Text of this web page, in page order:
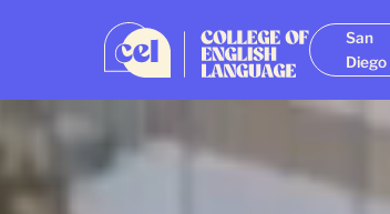
San
Diego